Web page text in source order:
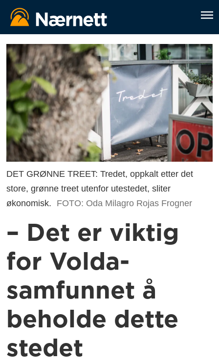
DET GRØNNE TREET: Tredet, oppkalt etter det
store, grønne treet utenfor utestedet, sliter
økonomisk.
FOTO: Oda Milagro Rojas Frogner
– Det er viktig
for Volda-
samfunnet å
beholde dette
stedet